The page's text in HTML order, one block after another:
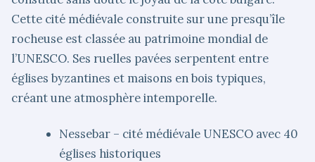
Cette cité médiévale construite sur une presqu’île
rocheuse est classée au patrimoine mondial de
l’UNESCO. Ses ruelles pavées serpentent entre
églises byzantines et maisons en bois typiques,
créant une atmosphère intemporelle.
Nessebar – cité médiévale UNESCO avec 40
églises historiques